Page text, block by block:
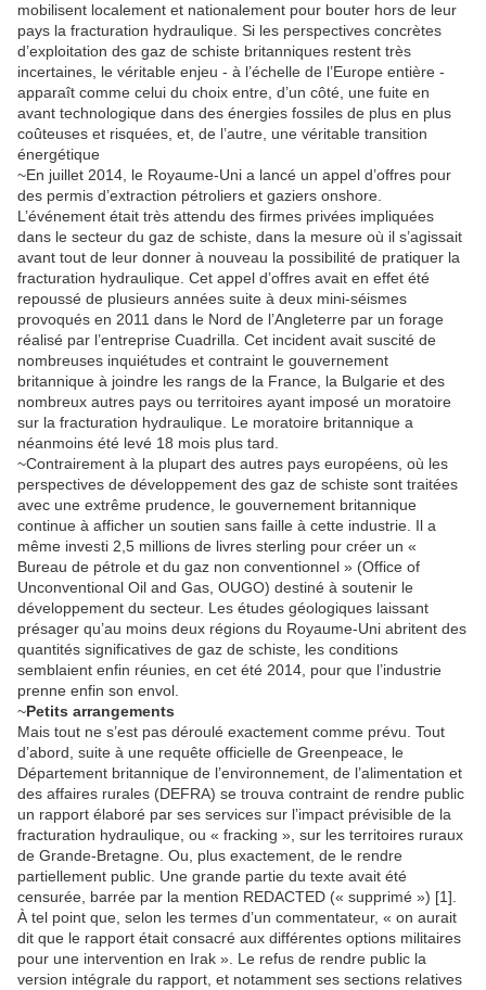
mobilisent localement et nationalement pour bouter hors de leur
pays la fracturation hydraulique. Si les perspectives concrètes
d’exploitation des gaz de schiste britanniques restent très
incertaines, le véritable enjeu - à l’échelle de l’Europe entière -
apparaît comme celui du choix entre, d’un côté, une fuite en
avant technologique dans des énergies fossiles de plus en plus
coûteuses et risquées, et, de l’autre, une véritable transition
énergétique
~En juillet 2014, le Royaume-Uni a lancé un appel d’offres pour
des permis d’extraction pétroliers et gaziers onshore.
L’événement était très attendu des firmes privées impliquées
dans le secteur du gaz de schiste, dans la mesure où il s’agissait
avant tout de leur donner à nouveau la possibilité de pratiquer la
fracturation hydraulique. Cet appel d’offres avait en effet été
repoussé de plusieurs années suite à deux mini-séismes
provoqués en 2011 dans le Nord de l’Angleterre par un forage
réalisé par l’entreprise Cuadrilla. Cet incident avait suscité de
nombreuses inquiétudes et contraint le gouvernement
britannique à joindre les rangs de la France, la Bulgarie et des
nombreux autres pays ou territoires ayant imposé un moratoire
sur la fracturation hydraulique. Le moratoire britannique a
néanmoins été levé 18 mois plus tard.
~Contrairement à la plupart des autres pays européens, où les
perspectives de développement des gaz de schiste sont traitées
avec une extrême prudence, le gouvernement britannique
continue à afficher un soutien sans faille à cette industrie. Il a
même investi 2,5 millions de livres sterling pour créer un «
Bureau de pétrole et du gaz non conventionnel » (Office of
Unconventional Oil and Gas, OUGO) destiné à soutenir le
développement du secteur. Les études géologiques laissant
présager qu’au moins deux régions du Royaume-Uni abritent des
quantités significatives de gaz de schiste, les conditions
semblaient enfin réunies, en cet été 2014, pour que l’industrie
prenne enfin son envol.
~Petits arrangements
Mais tout ne s’est pas déroulé exactement comme prévu. Tout
d’abord, suite à une requête officielle de Greenpeace, le
Département britannique de l’environnement, de l’alimentation et
des affaires rurales (DEFRA) se trouva contraint de rendre public
un rapport élaboré par ses services sur l’impact prévisible de la
fracturation hydraulique, ou « fracking », sur les territoires ruraux
de Grande-Bretagne. Ou, plus exactement, de le rendre
partiellement public. Une grande partie du texte avait été
censurée, barrée par la mention REDACTED (« supprimé ») [1].
À tel point que, selon les termes d’un commentateur, « on aurait
dit que le rapport était consacré aux différentes options militaires
pour une intervention en Irak ». Le refus de rendre public la
version intégrale du rapport, et notamment ses sections relatives